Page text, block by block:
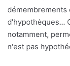
démembrements
d'hypothèques...
notamment,
n'est pas